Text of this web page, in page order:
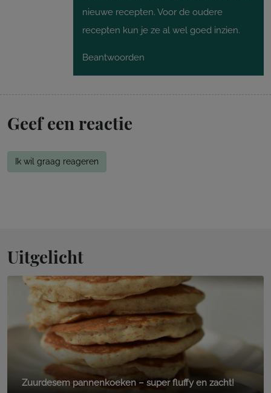
nieuwe recepten. Voor de oudere
recepten kun je ze al wel goed inzien.
Beantwoorden
Geef een reactie
Ik wil graag reageren
Uitgelicht
Zuurdesem pannenkoeken – super fluffy en zacht!